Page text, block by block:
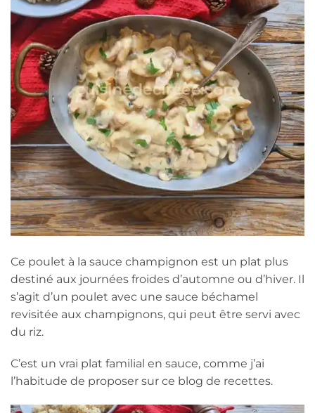
Ce poulet à la sauce champignon est un plat plus
destiné aux journées froides d’automne ou d’hiver. Il
s’agit d’un poulet avec une sauce béchamel
revisitée aux champignons, qui peut être servi avec
du riz.
C’est un vrai plat familial en sauce, comme j’ai
l’habitude de proposer sur ce blog de recettes.